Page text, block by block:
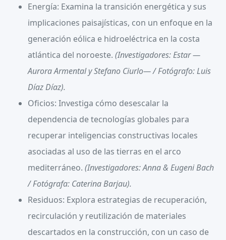
Energía: Examina la transición energética y sus
implicaciones paisajísticas, con un enfoque en la
generación eólica e hidroeléctrica en la costa
atlántica del noroeste. (Investigadores: Estar —
Aurora Armental y Stefano Ciurlo— / Fotógrafo: Luis
Díaz Díaz).
Oficios: Investiga cómo desescalar la
dependencia de tecnologías globales para
recuperar inteligencias constructivas locales
asociadas al uso de las tierras en el arco
mediterráneo. (Investigadores: Anna & Eugeni Bach
/ Fotógrafa: Caterina Barjau).
Residuos: Explora estrategias de recuperación,
recirculación y reutilización de materiales
descartados en la construcción, con un caso de